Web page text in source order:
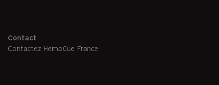
Contact
Contactez HemoCue France